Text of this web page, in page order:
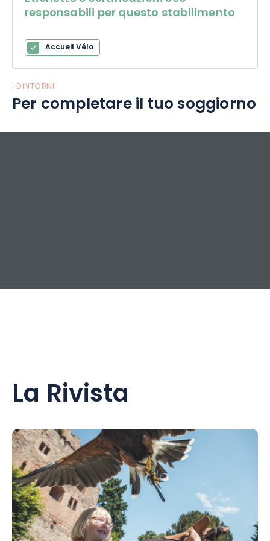
responsabili per questo stabilimento
Accueil Vélo
I DINTORNI
Per completare il tuo soggiorno
La Rivista